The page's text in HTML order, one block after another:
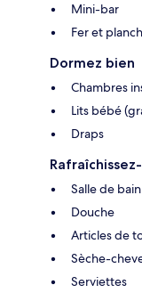
Mini-bar
Fer et
Dormez bien
Chambres
Lits bébé
Draps
Salle de
Douche
Articles de
Sèche-
Serviettes